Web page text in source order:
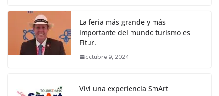
La feria más grande y más
importante del mundo turismo es
Fitur.
octubre 9, 2024
Viví una experiencia SmArt